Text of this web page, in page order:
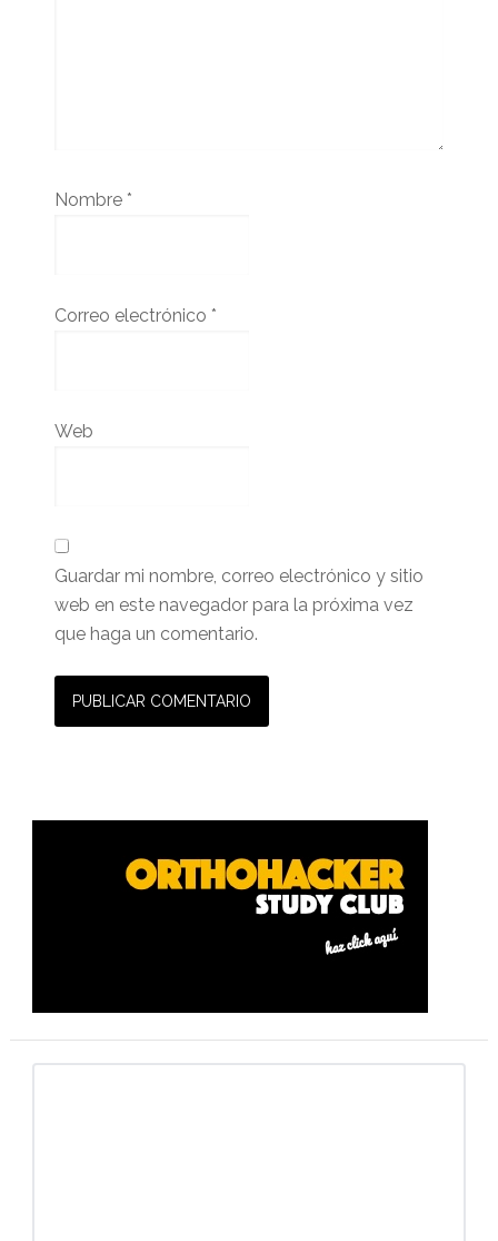
Nombre *
Correo electrónico *
Web
Guardar mi nombre, correo electrónico y sitio
web en este navegador para la próxima vez
que haga un comentario.
Barra
primaria